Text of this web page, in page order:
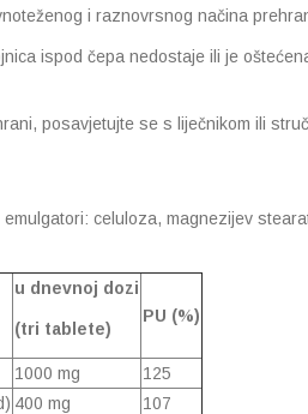
i raznovrsnog načina
ispod čepa nedostaje ili je
posavjetujte se s liječnikom ili
celuloza, magnezijev
u dnevnoj dozi
(tri tablete)
PU (%)
1000 mg
125
400 mg
107